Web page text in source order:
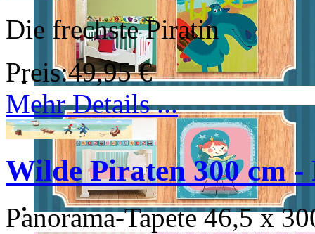
Die frechste Piratin
Preis:49,95 €
Mehr Details ...
Wilde Piraten 300 cm
Panorama-Tapete 46,5 x